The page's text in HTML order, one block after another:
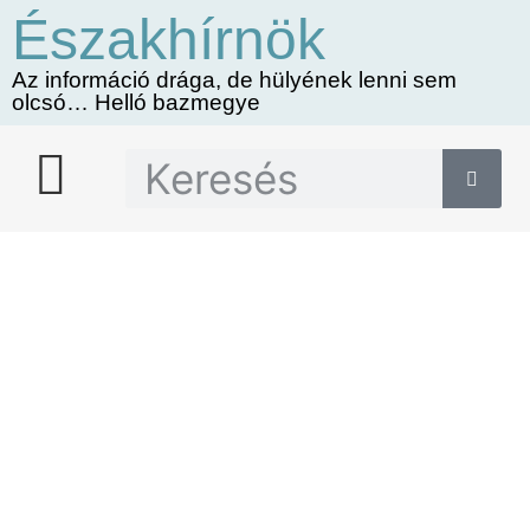
Északhírnök
Az információ drága, de hülyének lenni sem
olcsó… Helló bazmegye